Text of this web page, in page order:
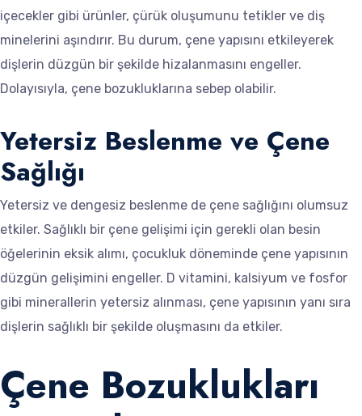
içecekler gibi ürünler, çürük oluşumunu tetikler ve diş
minelerini aşındırır. Bu durum, çene yapısını etkileyerek
dişlerin düzgün bir şekilde hizalanmasını engeller.
Dolayısıyla, çene bozukluklarına sebep olabilir.
Yetersiz Beslenme ve Çene
Sağlığı
Yetersiz ve dengesiz beslenme de çene sağlığını olumsuz
etkiler. Sağlıklı bir çene gelişimi için gerekli olan besin
öğelerinin eksik alımı, çocukluk döneminde çene yapısının
düzgün gelişimini engeller. D vitamini, kalsiyum ve fosfor
gibi minerallerin yetersiz alınması, çene yapısının yanı sıra
dişlerin sağlıklı bir şekilde oluşmasını da etkiler.
Çene Bozuklukları